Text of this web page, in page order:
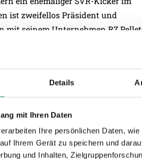
Details
mit Ihren Daten
Ihre persönlichen Daten,
Ihrem Gerät zu speichern und
und Inhalten,
ist zweifellos Präsident und
mit seinem Unternehmen RZ
nicht gut. Das Spiel gegen die
erst am Mittwoch nachgeholt
geschlagen geben. Im Cup
mit 8:1.
ab und haben schon vier
bot beim 2:0-Erfolg gegen die